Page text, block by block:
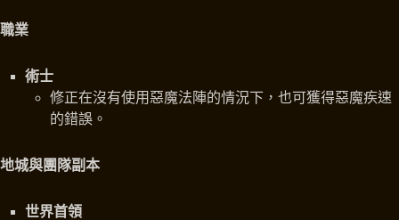
職業
術士
修正在沒有使用惡魔法陣的情況下，也可獲得惡魔疾速
的錯誤。
地城與團隊副本
世界首領